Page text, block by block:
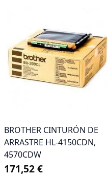
BROTHER CINTURÓN DE
ARRASTRE HL-4150CDN,
4570CDW
171,52 €